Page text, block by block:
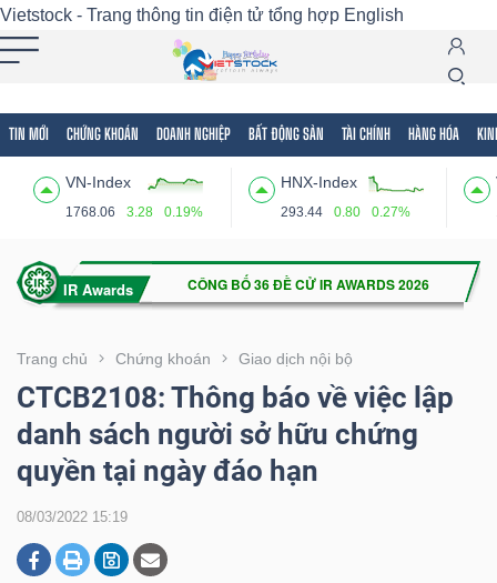
Vietstock - Trang thông tin điện tử tổng hợp English
TIN MỚI CHỨNG KHOÁN DOANH NGHIỆP BẤT ĐỘNG SẢN TÀI CHÍNH HÀNG HÓA
VN-Index
1768.06 3.28 0.19%
HNX-Index
293.44 0.80 0.27%
Trang chủ Chứng khoán Giao dịch nội bộ
CTCB2108: Thông báo về việc lập
danh sách người sở hữu chứng
quyền tại ngày đáo hạn
08/03/2022 15:19
Tất cả Tính năng Ngành Mã chứng khoán
Tính
(-)
VIETSTOCK
CHỨNG
KHOÁN
DOANH